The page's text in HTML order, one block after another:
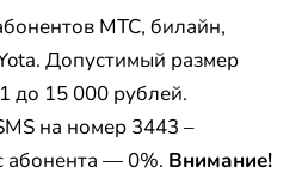
МТС, билайн,
Допустимый размер
до 15 000 рублей.
на номер 3443 –
абонента — 0%. Внимание!